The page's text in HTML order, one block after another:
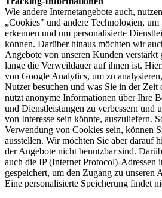
Wie andere Internetangebote auch,
„Cookies" und andere Technologien,
erkennen und um personalisierte
können. Darüber hinaus möchten wir
Angebote von unseren Kunden
lange die Verweildauer auf ihnen ist.
von Google Analytics, um zu
Nutzer besuchen und was Sie in der Zeit
nutzt anonyme Informationen über Ihre
und Dienstleistungen zu verbessern und
von Interesse sein könnte, auszuliefern.
Verwendung von Cookies sein, können
ausstellen. Wir möchten Sie aber darauf
der Angebote nicht benutzbar sind.
auch die IP (Internet Protocol)-Adressen
gespeichert, um den Zugang zu unseren
Eine personalisierte Speicherung findet